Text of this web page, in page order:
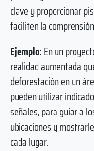
clave y proporcionar
faciliten la
Ejemplo:En un
realidad aumentada
deforestación en un
pueden utilizar
señales, para guiar a
ubicaciones y
cada lugar.